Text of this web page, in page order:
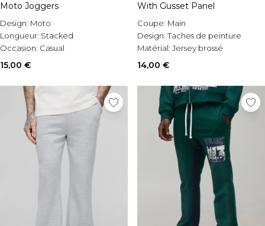
Moto Joggers
Design: Moto
Longueur: Stacked
Occasion: Casual
15,00 €
With Gusset Panel
Coupe: Main
Design:Taches de peinture
Matérial: Jersey brossé
14,00 €